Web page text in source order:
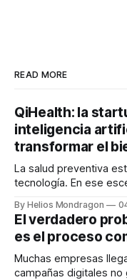
READ MORE
QiHealth: la
inteligencia
transformar el
La salud preventiva
tecnología. En ese
dispositivos
en tiempo real para
decisiones sobre su
responder
By Helios Mondragon
El verdadero
es el proceso
Muchas empresas
campañas digitales